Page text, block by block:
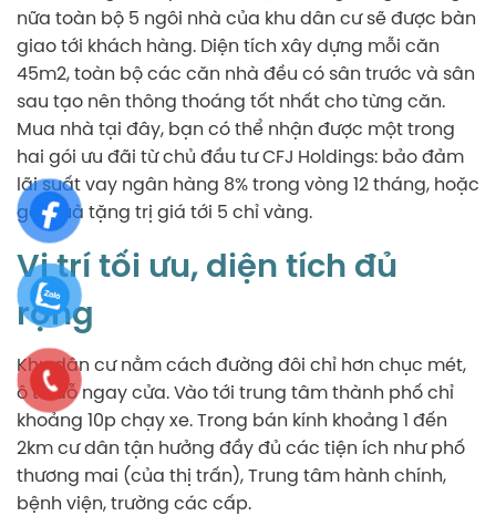
nữa toàn bộ 5 ngôi nhà của khu dân cư sẽ được bàn
giao tới khách hàng. Diện tích xây dựng mỗi căn
45m2, toàn bộ các căn nhà đều có sân trước và sân
sau tạo nên thông thoáng tốt nhất cho từng căn.
Mua nhà tại đây, bạn có thể nhận được một trong
hai gói ưu đãi từ chủ đầu tư CFJ Holdings: bảo đảm
lãi suất vay ngân hàng 8% trong vòng 12 tháng, hoặc
gói quà tặng trị giá tới 5 chỉ vàng.
Vị trí tối ưu, diện tích đủ
rộng
Khu dân cư nằm cách đường đôi chỉ hơn chục mét,
ô tô đỗ ngay cửa. Vào tới trung tâm thành phố chỉ
khoảng 10p chạy xe. Trong bán kính khoảng 1 đến
2km cư dân tận hưởng đầy đủ các tiện ích như phố
thương mai (của thị trấn), Trung tâm hành chính,
bệnh viện, trường các cấp.